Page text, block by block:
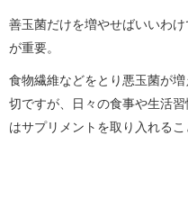
善玉菌だけを増やせばいいわ
が重要。
食物繊維などをとり悪玉菌が
切ですが、日々の食事や生活
はサプリメントを取り入れるこ